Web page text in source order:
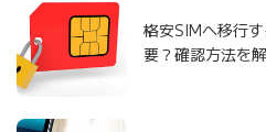
格安SIMへ移行
要？確認方法を